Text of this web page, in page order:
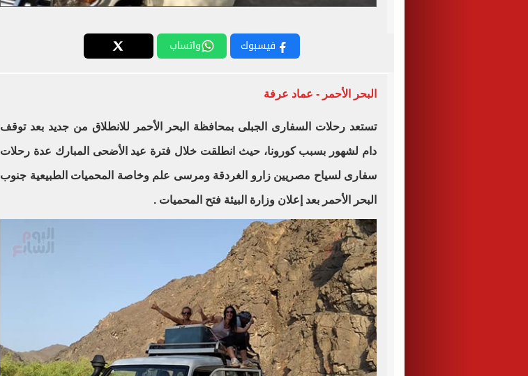
فيسبوك واتساب
البحر الأحمر - عماد عرفة
تستعد رحلات السفارى الجبلى بمحافظة البحر الأحمر للانطلاق من جديد بعد توقف
دام لشهور بسبب كورونا، حيث انطلقت خلال فترة عيد الأضحى المبارك عدة رحلات
سفارى لسياح مصريين زارو الغردقة ومرسى علم وخاصة المحميات الطبيعية جنوب
البحر الأحمر بعد إعلان وزارة البيئة فتح المحميات .